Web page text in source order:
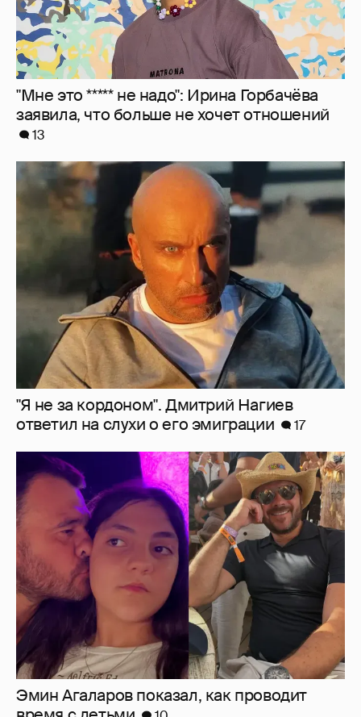
"Я не за кордоном". Дмитрий Нагиев
ответил на слухи о его эмиграции
Эмин Агаларов показал, как проводит
время с детьми
10